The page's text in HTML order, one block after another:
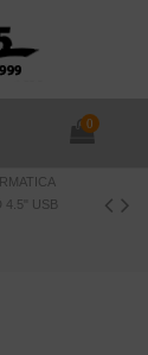
0
4.5" USB